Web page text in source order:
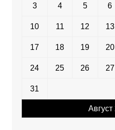
3 4 5 6
10 11 12 13
17 18 19 20
24 25 26 27
31